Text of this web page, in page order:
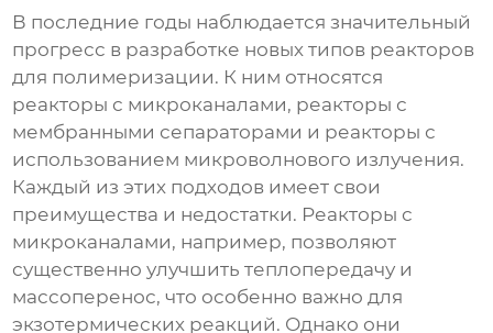
В последние годы наблюдается значительный
прогресс в разработке новых типов реакторов
для полимеризации. К ним относятся
реакторы с микроканалами, реакторы с
мембранными сепараторами и реакторы с
использованием микроволнового излучения.
Каждый из этих подходов имеет свои
преимущества и недостатки. Реакторы с
микроканалами, например, позволяют
существенно улучшить теплопередачу и
массоперенос, что особенно важно для
экзотермических реакций. Однако они